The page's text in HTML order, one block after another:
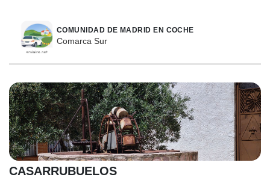
COMUNIDAD DE MADRID EN COCHE
Comarca Sur
CASARRUBUELOS